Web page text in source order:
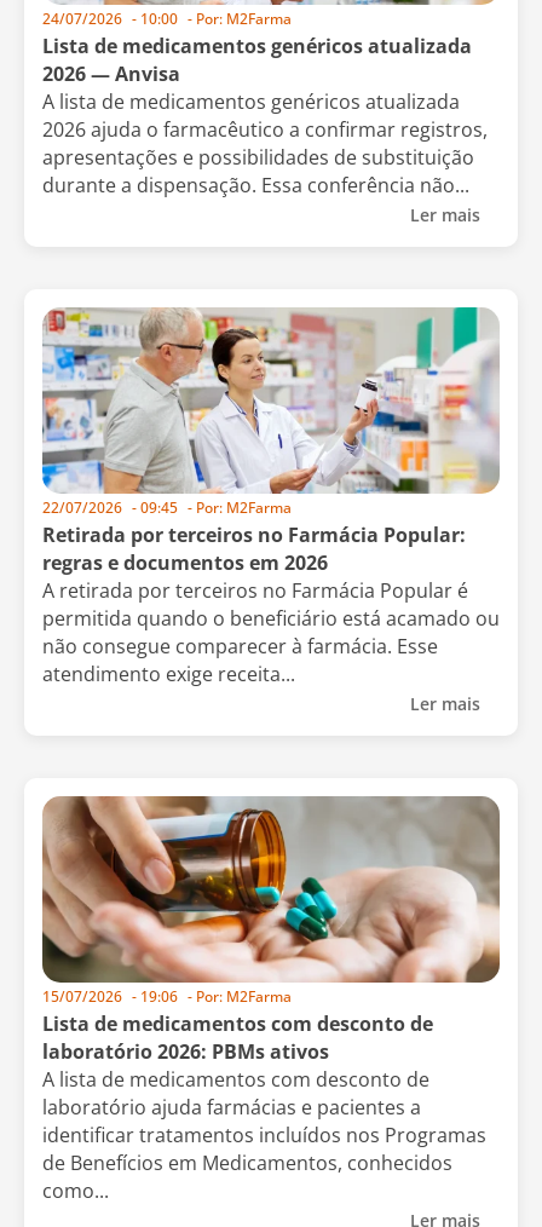
24/07/2026 - 10:00 - Por: M2Farma
Lista de medicamentos genéricos atualizada
2026 — Anvisa
A lista de medicamentos genéricos atualizada
2026 ajuda o farmacêutico a confirmar registros,
apresentações e possibilidades de substituição
durante a dispensação. Essa conferência não...
Ler mais
22/07/2026 -09:45 - Por: M2Farma
Retirada por terceiros no Farmácia Popular:
regras e documentos em 2026
A retirada por terceiros no Farmácia Popular é
permitida quando o beneficiário está acamado ou
não consegue comparecer à farmácia. Esse
atendimento exige receita...
Ler mais
15/07/2026 - 19:06 - Por: M2Farma
Lista de medicamentos com desconto de
laboratório 2026: PBMs ativos
A lista de medicamentos com desconto de
laboratório ajuda farmácias e pacientes a
identificar tratamentos incluídos nos Programas
de Benefícios em Medicamentos, conhecidos
como...
Ler mais